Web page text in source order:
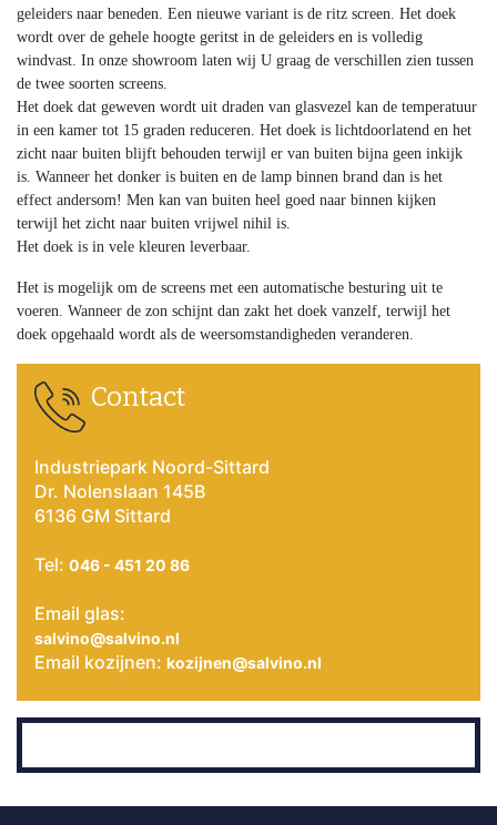
geleiders naar beneden. Een nieuwe variant is de ritz screen. Het doek
wordt over de gehele hoogte geritst in de geleiders en is volledig
windvast. In onze showroom laten wij U graag de verschillen zien tussen
de twee soorten screens.
Het doek dat geweven wordt uit draden van glasvezel kan de temperatuur
in een kamer tot 15 graden reduceren. Het doek is lichtdoorlatend en het
zicht naar buiten blijft behouden terwijl er van buiten bijna geen inkijk
is. Wanneer het donker is buiten en de lamp binnen brand dan is het
effect andersom! Men kan van buiten heel goed naar binnen kijken
terwijl het zicht naar buiten vrijwel nihil is.
Het doek is in vele kleuren leverbaar.
Het is mogelijk om de screens met een automatische besturing uit te
voeren. Wanneer de zon schijnt dan zakt het doek vanzelf, terwijl het
doek opgehaald wordt als de weersomstandigheden veranderen.
Contact
Industriepark Noord-Sittard
Dr. Nolenslaan 145B
6136 GM Sittard
Tel: 046 - 451 20 86
Email glas:
salvino@salvino.nl
Email kozijnen: kozijnen@salvino.nl